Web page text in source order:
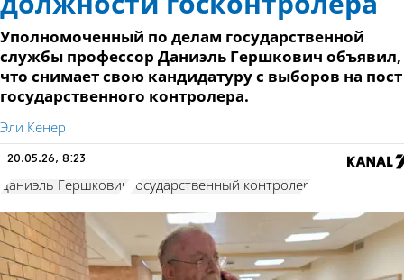
должности госконтролера
Уполномоченный по делам государственной
службы профессор Даниэль Гершкович объявил,
что снимает свою кандидатуру с выборов на пост
государственного контролера.
Эли Кенер
20.05.26, 8:23
Даниэль Гершкович государственный контролер